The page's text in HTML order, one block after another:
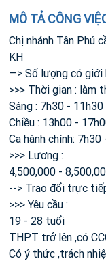
MÔ TẢ CÔNG
Chị nhánh Tân Phú
KH
—> Số lượng có giới
>>> Thời gian : làm
Sáng : 7h30 - 11h30
Chiều : 13h00 -
Ca hành chính:
>>> Lương :
4,500,000 -
--> Trao đổi trực
>>> Yêu cầu :
19 - 28 tuổi
THPT trở lên ,có
Có ý thức ,trách